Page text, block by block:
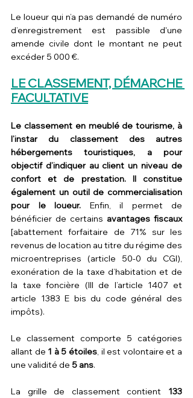
Le loueur qui n’a pas demandé de numéro
d’enregistrement est passible d'une
amende civile dont le montant ne peut
excéder 5 000 €.
LE CLASSEMENT, DÉMARCHE
FACULTATIVE
Le classement en meublé de tourisme, à
l’instar du classement des autres
hébergements touristiques, a pour
objectif d’indiquer au client un niveau de
confort et de prestation. Il constitue
également un outil de commercialisation
pour le loueur. Enfin, il permet de
bénéficier de certains
avantages fiscaux
[abattement forfaitaire de 71% sur les
revenus de location au titre du régime des
microentreprises (article 50-0 du CGI),
exonération de la taxe d’habitation et de
la taxe foncière (III de l’article 1407 et
article 1383 E bis du code général des
impôts).
Le classement comporte 5 catégories
allant de 1 à 5 étoiles, il est volontaire et a
une validité de 5 ans.
La grille de classement contient 133